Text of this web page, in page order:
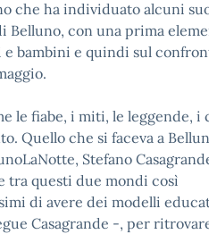
che ha individuato alcuni
Belluno, con una prima
e bambini e quindi sul
le fiabe, i miti, le leggende, i
Quello che si faceva a
Stefano
tra questi due mondi così
di avere dei modelli
Casagrande -, per